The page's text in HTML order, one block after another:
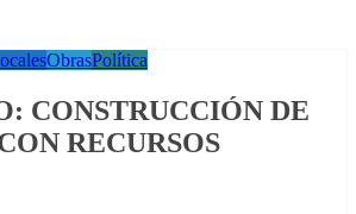
ObrasPolítica
CONSTRUCCIÓN DE
RECURSOS